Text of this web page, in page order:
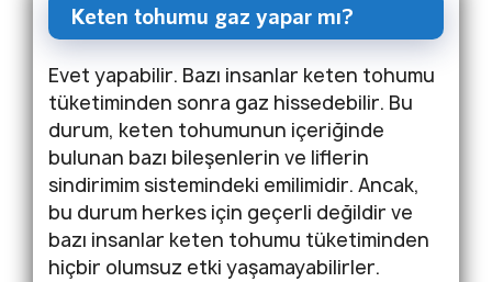
Keten tohumu gaz yapar mı?
Evet yapabilir. Bazı insanlar keten tohumu
tüketiminden sonra gaz hissedebilir. Bu
durum, keten tohumunun içeriğinde
bulunan bazı bileşenlerin ve liflerin
sindirimim sistemindeki emilimidir. Ancak,
bu durum herkes için geçerli değildir ve
bazı insanlar keten tohumu tüketiminden
hiçbir olumsuz etki yaşamayabilirler.